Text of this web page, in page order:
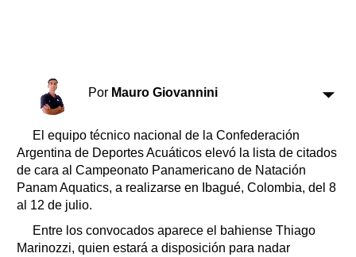
Por Mauro Giovannini
El equipo técnico nacional de la Confederación
Argentina de Deportes Acuáticos elevó la lista de citados
de cara al Campeonato Panamericano de Natación
Panam Aquatics, a realizarse en Ibagué, Colombia, del 8
al 12 de julio.
Entre los convocados aparece el bahiense Thiago
Marinozzi, quien estará a disposición para nadar